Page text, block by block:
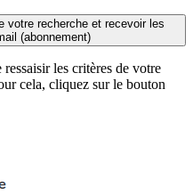
votre recherche et recevoir les
(abonnement)
les critères de votre
cela, cliquez sur le bouton